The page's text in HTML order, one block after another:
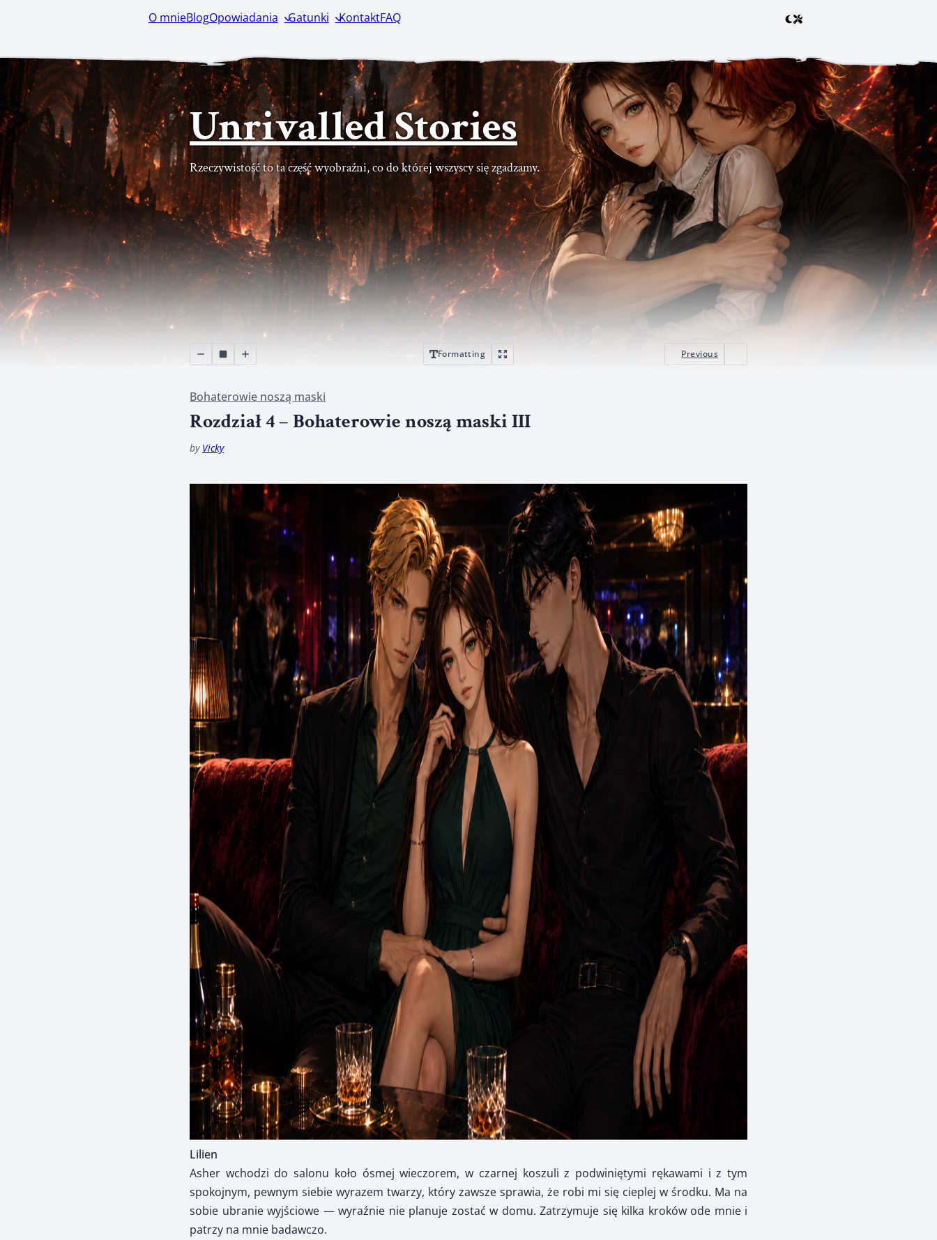
O mnieBlogOpowiadania Gatunki KontaktFAQ
Unrivalled Stories
Rzeczywistość to ta część wyobraźni, co do której wszyscy się zgadzamy.
Formatting Previous
Bohaterowie noszą maski
Rozdział 4 – Bohaterowie noszą maski III
by Vicky
Lilien
Asher wchodzi do salonu koło ósmej wieczorem, w czarnej koszuli z podwiniętymi rękawami i z tym
spokojnym, pewnym siebie wyrazem twarzy, który zawsze sprawia, że robi mi się cieplej w środku. Ma na
sobie ubranie wyjściowe — wyraźnie nie planuje zostać w domu. Zatrzymuje się kilka kroków ode mnie i
patrzy na mnie badawczo.